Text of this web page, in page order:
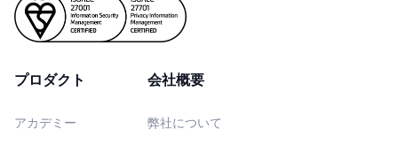
プロダクト
アカデミー
会社概要
弊社について